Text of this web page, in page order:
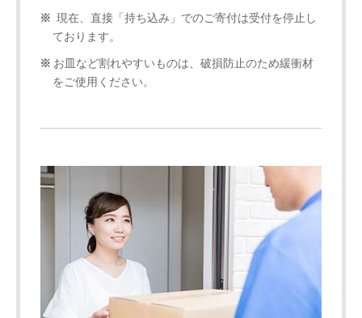
現在、直接「持ち込み」でのご寄付は受付を停止し
ております。
お皿など割れやすいものは、破損防止のため緩衝材
をご使用ください。